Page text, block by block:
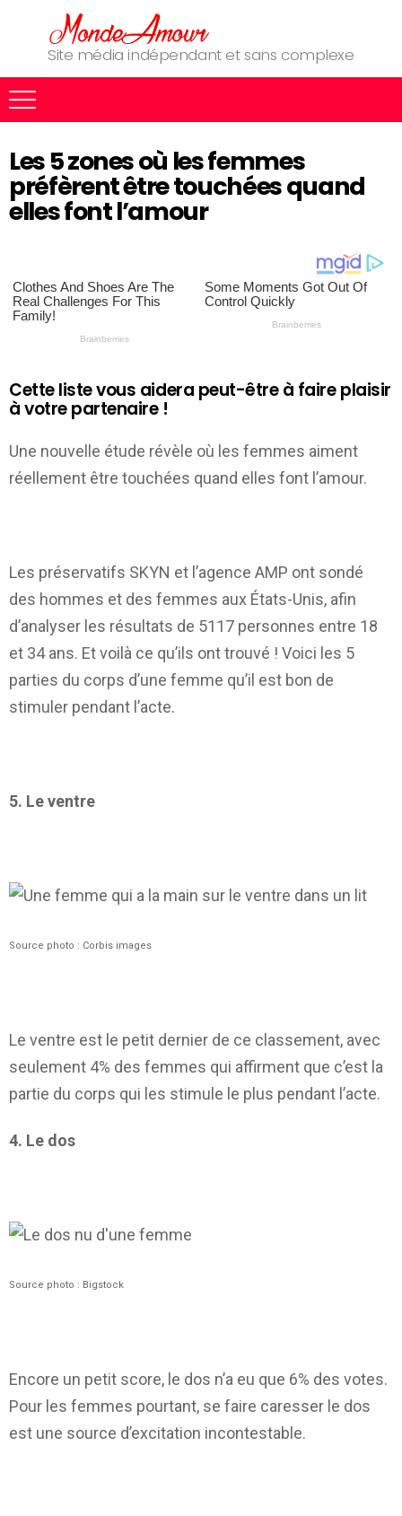
Site média indépendant et sans complexe
Les 5 zones où les femmes
préfèrent être touchées quand
elles font l’amour
Cette liste vous aidera peut-être à faire plaisir
à votre partenaire !
Une nouvelle étude révèle où les femmes aiment
réellement être touchées quand elles font l’amour.
Les préservatifs SKYN et l’agence AMP ont sondé
des hommes et des femmes aux États-Unis, afin
d’analyser les résultats de 5117 personnes entre 18
et 34 ans. Et voilà ce qu’ils ont trouvé ! Voici les 5
parties du corps d’une femme qu’il est bon de
stimuler pendant l’acte.
5. Le ventre
Source photo : Corbis images
Le ventre est le petit dernier de ce classement, avec
seulement 4% des femmes qui affirment que c’est la
partie du corps qui les stimule le plus pendant l’acte.
4. Le dos
Source photo : Bigstock
Encore un petit score, le dos n’a eu que 6% des votes.
Pour les femmes pourtant, se faire caresser le dos
est une source d’excitation incontestable.